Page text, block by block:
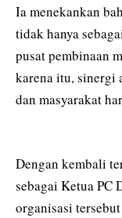
Ia menekankan
tidak hanya
pusat pembinaan
karena itu, sinergi
dan masyarakat
Dengan kembali
sebagai Ketua PC
organisasi